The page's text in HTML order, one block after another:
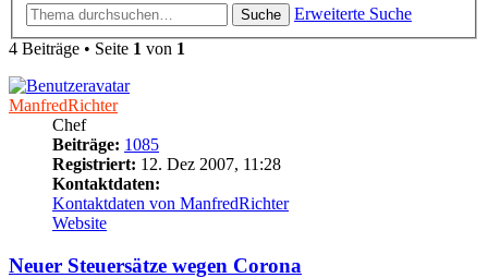
Suche
Erweiterte Suche
4 Beiträge • Seite 1 von 1
ManfredRichter
Chef
Beiträge: 1085
Registriert: 12. Dez 2007, 11:28
Kontaktdaten:
Kontaktdaten von ManfredRichter
Website
Neuer Steuersätze wegen Corona